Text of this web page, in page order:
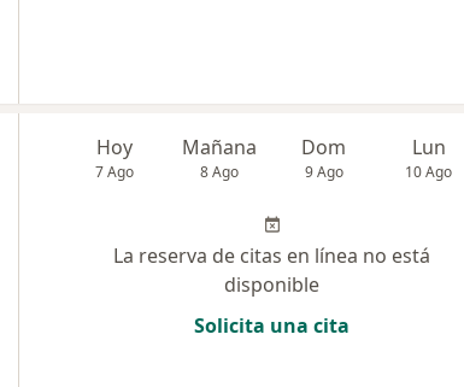
Hoy
7 Ago
Mañana
8 Ago
Dom
9 Ago
Lun
10 Ago
La reserva de citas en línea no está
disponible
Solicita una cita